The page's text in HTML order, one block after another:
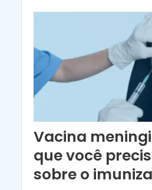
Vacina
que você
sobre o